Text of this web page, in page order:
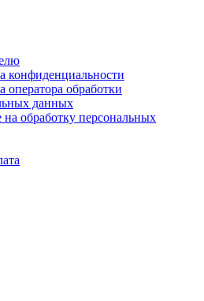
конфиденциальности
оператора обработки
данных
на обработку персональных